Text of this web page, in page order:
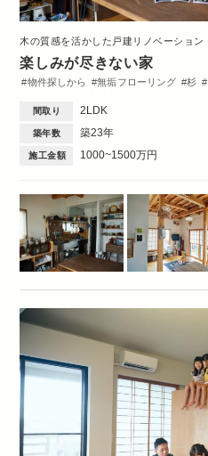
木の質感を活かした戸建リノベーション
楽しみが尽きない家
物件探しから 無垢フローリング 杉
洗面台
ペット
間取り 2LDK
築年数 築23年
施工金額 1000~1500万円